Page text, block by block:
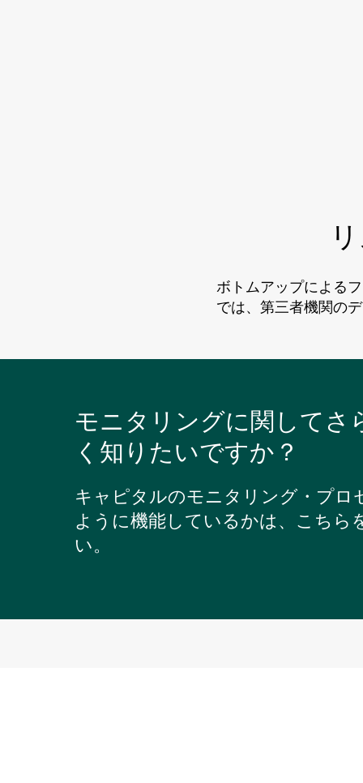
ボトムアップによる
では、第三者機関の
モニタリングに関してさ
く知りたいですか？
キャピタルのモニタリング・プロ
ように機能しているかは、こちら
い。